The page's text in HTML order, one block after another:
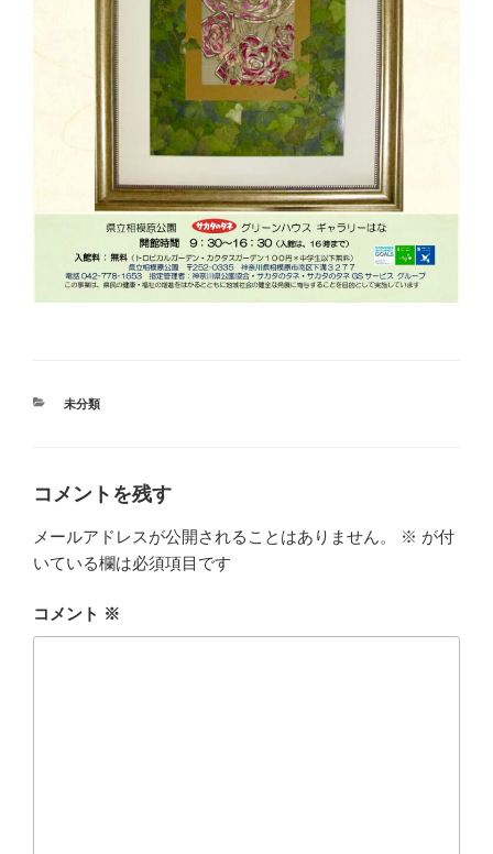
カ
ー
未分類
コメントを残す
メールアドレスが公開されることはありません。 ※ が付
いている欄は必須項目です
コメント ※